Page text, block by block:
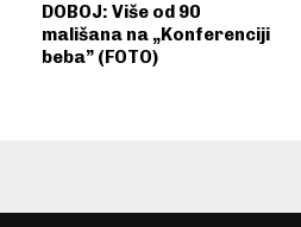
DOBOJ: Više od 90
mališana na „Konferenciji
beba” (FOTO)